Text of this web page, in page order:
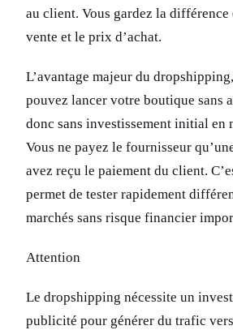
au client. Vous gardez la
vente et le prix d’achat.
L’avantage majeur du
pouvez lancer votre boutique sans
donc sans investissement initial en
Vous ne payez le fournisseur
avez reçu le paiement du client.
permet de tester rapidement
marchés sans risque financier
Attention
Le dropshipping nécessite un
publicité pour générer du trafic